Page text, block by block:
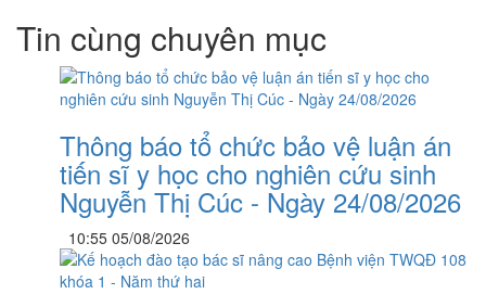
Tin cùng chuyên mục
Thông báo tổ chức bảo vệ luận án
tiến sĩ y học cho nghiên cứu sinh
Nguyễn Thị Cúc - Ngày 24/08/2026
10:55 05/08/2026